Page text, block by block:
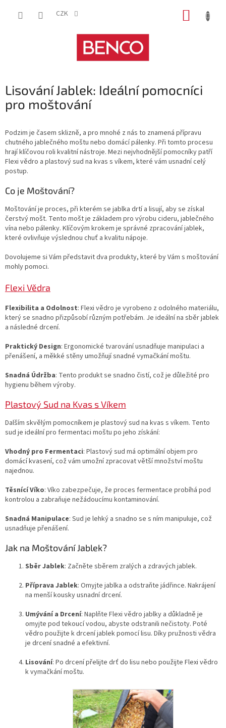
CZK
Lisování Jablek: Ideální pomocníci
pro moštování
Podzim je časem sklizně, a pro mnohé z nás to znamená přípravu
chutného jablečného moštu nebo domácí pálenky. Při tomto procesu
hrají klíčovou roli kvalitní nástroje. Mezi nejvhodnější pomocníky patří
Flexi vědro a plastový sud na kvas s víkem, které vám usnadní celý
postup.
Co je Moštování?
Moštování je proces, při kterém se jablka drtí a lisují, aby se získal
čerstvý mošt. Tento mošt je základem pro výrobu cideru, jablečného
vína nebo pálenky. Klíčovým krokem je správné zpracování jablek,
které ovlivňuje výslednou chuť a kvalitu nápoje.
Dovolujeme si Vám představit dva produkty, které by Vám s moštování
mohly pomoci.
Flexi Vědra
Flexibilita a Odolnost: Flexi vědro je vyrobeno z odolného materiálu,
který se snadno přizpůsobí různým potřebám. Je ideální na sběr jablek
a následné drcení.
Praktický Design: Ergonomické tvarování usnadňuje manipulaci a
přenášení, a měkké stěny umožňují snadné vymačkání moštu.
Snadná Údržba: Tento produkt se snadno čistí, což je důležité pro
hygienu během výroby.
Plastový Sud na Kvas s Víkem
Dalším skvělým pomocníkem je plastový sud na kvas s víkem. Tento
sud je ideální pro fermentaci moštu po jeho získání:
Vhodný pro Fermentaci: Plastový sud má optimální objem pro
domácí kvasení, což vám umožní zpracovat větší množství moštu
najednou.
Těsnící Víko: Víko zabezpečuje, že proces fermentace probíhá pod
kontrolou a zabraňuje nežádoucímu kontaminování.
Snadná Manipulace: Sud je lehký a snadno se s ním manipuluje, což
usnadňuje přenášení.
Jak na Moštování Jablek?
Sběr Jablek: Začněte sběrem zralých a zdravých jablek.
Příprava Jablek: Omyjte jablka a odstraňte jádřince. Nakrájení
na menší kousky usnadní drcení.
Umývání a Drcení: Naplňte Flexi vědro jablky a důkladně je
omyjte pod tekoucí vodou, abyste odstranili nečistoty. Poté
vědro použijte k drcení jablek pomocí lisu. Díky pružnosti vědra
je drcení snadné a efektivní.
Lisování: Po drcení přelijte drť do lisu nebo použijte Flexi vědro
k vymačkání moštu.